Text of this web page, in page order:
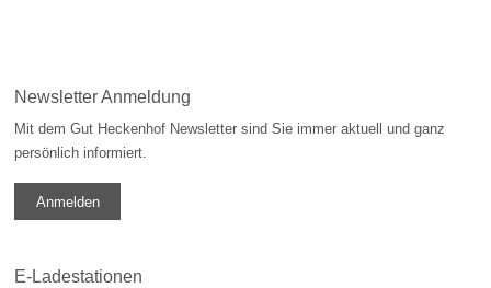
Newsletter Anmeldung
Mit dem Gut Heckenhof Newsletter sind Sie immer aktuell und ganz
persönlich informiert.
Anmelden
E-Ladestationen